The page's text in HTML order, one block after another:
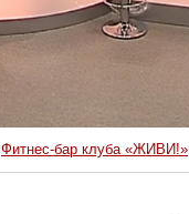
Фитнес-бар клуба «ЖИВИ!»